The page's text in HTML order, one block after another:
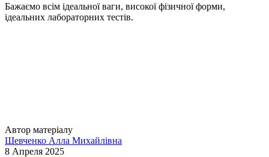
Бажаємо всім ідеальної ваги, високої фізичної форми,
ідеальних лабораторних тестів.
Автор матеріалу
Шевченко Алла Михайлівна
8 Апреля 2025